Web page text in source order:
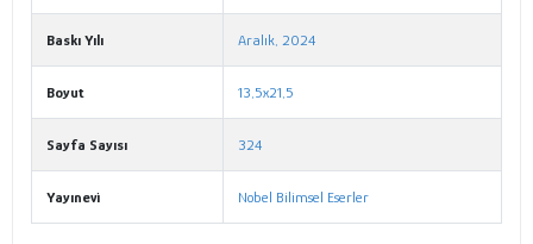
Baskı Yılı Aralık, 2024
Boyut 13,5x21,5
Sayfa Sayısı 324
Yayınevi Nobel Bilimsel Eserler